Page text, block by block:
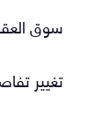
سوق
تغيير